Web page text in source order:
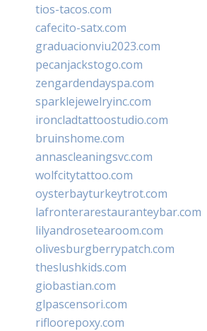
tios-tacos.com
cafecito-satx.com
graduacionviu2023.com
pecanjackstogo.com
zengardendayspa.com
sparklejewelryinc.com
ironcladtattoostudio.com
bruinshome.com
annascleaningsvc.com
wolfcitytattoo.com
oysterbayturkeytrot.com
lafronterarestauranteybar.com
lilyandrosetearoom.com
olivesburgberrypatch.com
theslushkids.com
giobastian.com
glpascensori.com
rifloorepoxy.com